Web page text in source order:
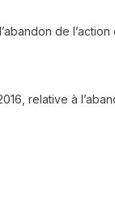
de
relative à